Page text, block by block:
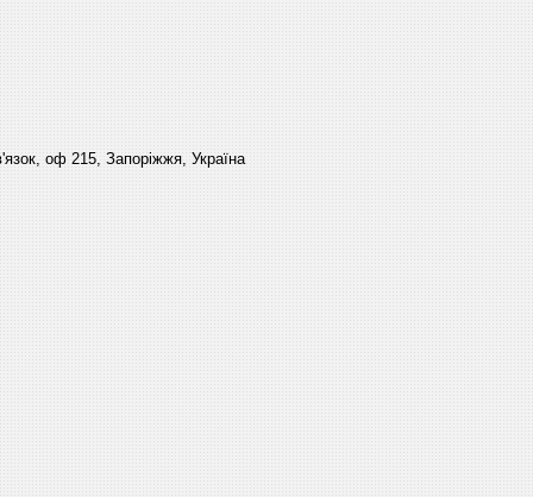
оф 215, Запоріжжя, Україна